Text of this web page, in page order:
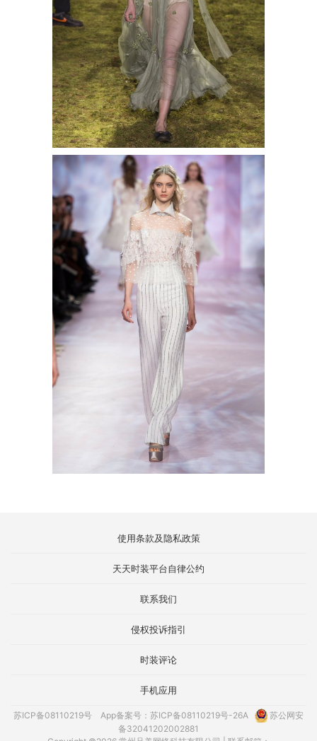
使用条款及隐私政策
天天时装平台自律公约
联系我们
侵权投诉指引
时装评论
手机应用
苏ICP备08110219号 App备案号：苏ICP备08110219号-26A
苏公网安
备32041202002881